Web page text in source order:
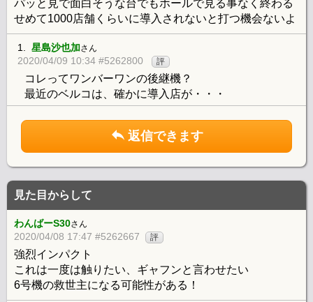
パッと見で面白そうな台でもホールで見る事なく終わる
せめて1000店舗くらいに導入されないと打つ機会ないよ
1. 星島沙也加さん
2020/04/09 10:34 #5262800 評
コレってワンバーワンの後継機？
最近のベルコは、確かに導入店が・・・
返信できます
見た目からして
わんばーS30さん
2020/04/08 17:47 #5262667 評
強烈インパクト
これは一度は触りたい、ギャフンと言わせたい
6号機の救世主になる可能性がある！